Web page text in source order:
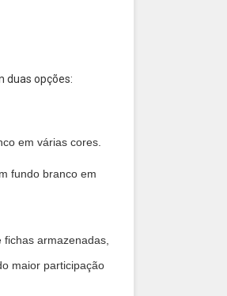
duas opções:
em várias cores.
fundo branco em
armazenadas,
maior participação